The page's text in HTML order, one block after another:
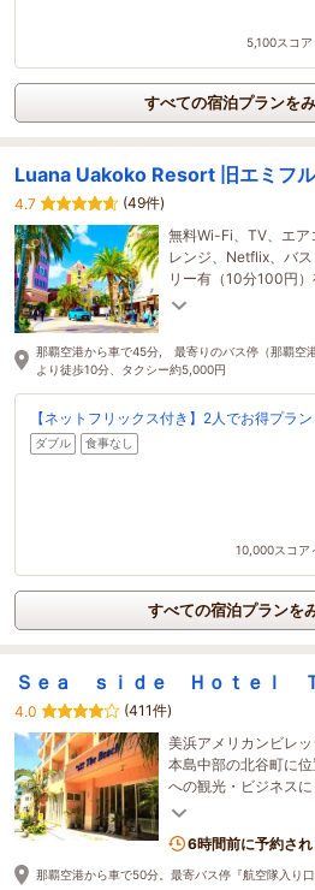
5,100スコア
すべての宿泊プランをみ
Luana Uakoko Resort 旧エミフ
4.7
(49件)
無料Wi-Fi、TV、エア
レンジ、Netflix、バ
リー有（10分100円
内。荷物郵送・預かり
那覇空港から車で45分, 最寄りのバス停（那覇空
より徒歩10分、タクシー約5,000円
【ネットフリックス付き】2人でお得プラン
ダブル 食事なし
10,000スコア
すべての宿泊プランを
Ｓｅａ ｓｉｄｅ Ｈｏｔｅｌ
4.0
(411件)
美浜アメリカンビレ
本島中部の北谷町に
への観光・ビジネス
海岸があり、絶景の
6時間前に予約され
那覇空港から車で50分。最寄バス停『航空隊入り口